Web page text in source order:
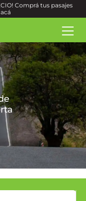
Comprá tus pasajes
acá